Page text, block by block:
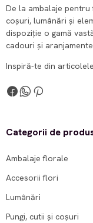
De la ambalaje
coșuri, lumânări și
dispoziție o gamă
cadouri și
Inspiră-te din
Categorii de
Ambalaje florale
Accesorii flori
Lumânări
Pungi, cutii și coșuri